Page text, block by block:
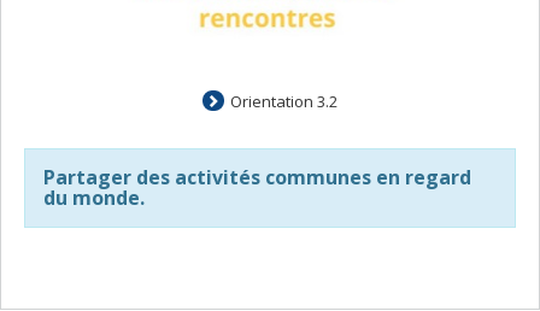
Orientation 3.2
Partager des activités communes en regard
du monde.